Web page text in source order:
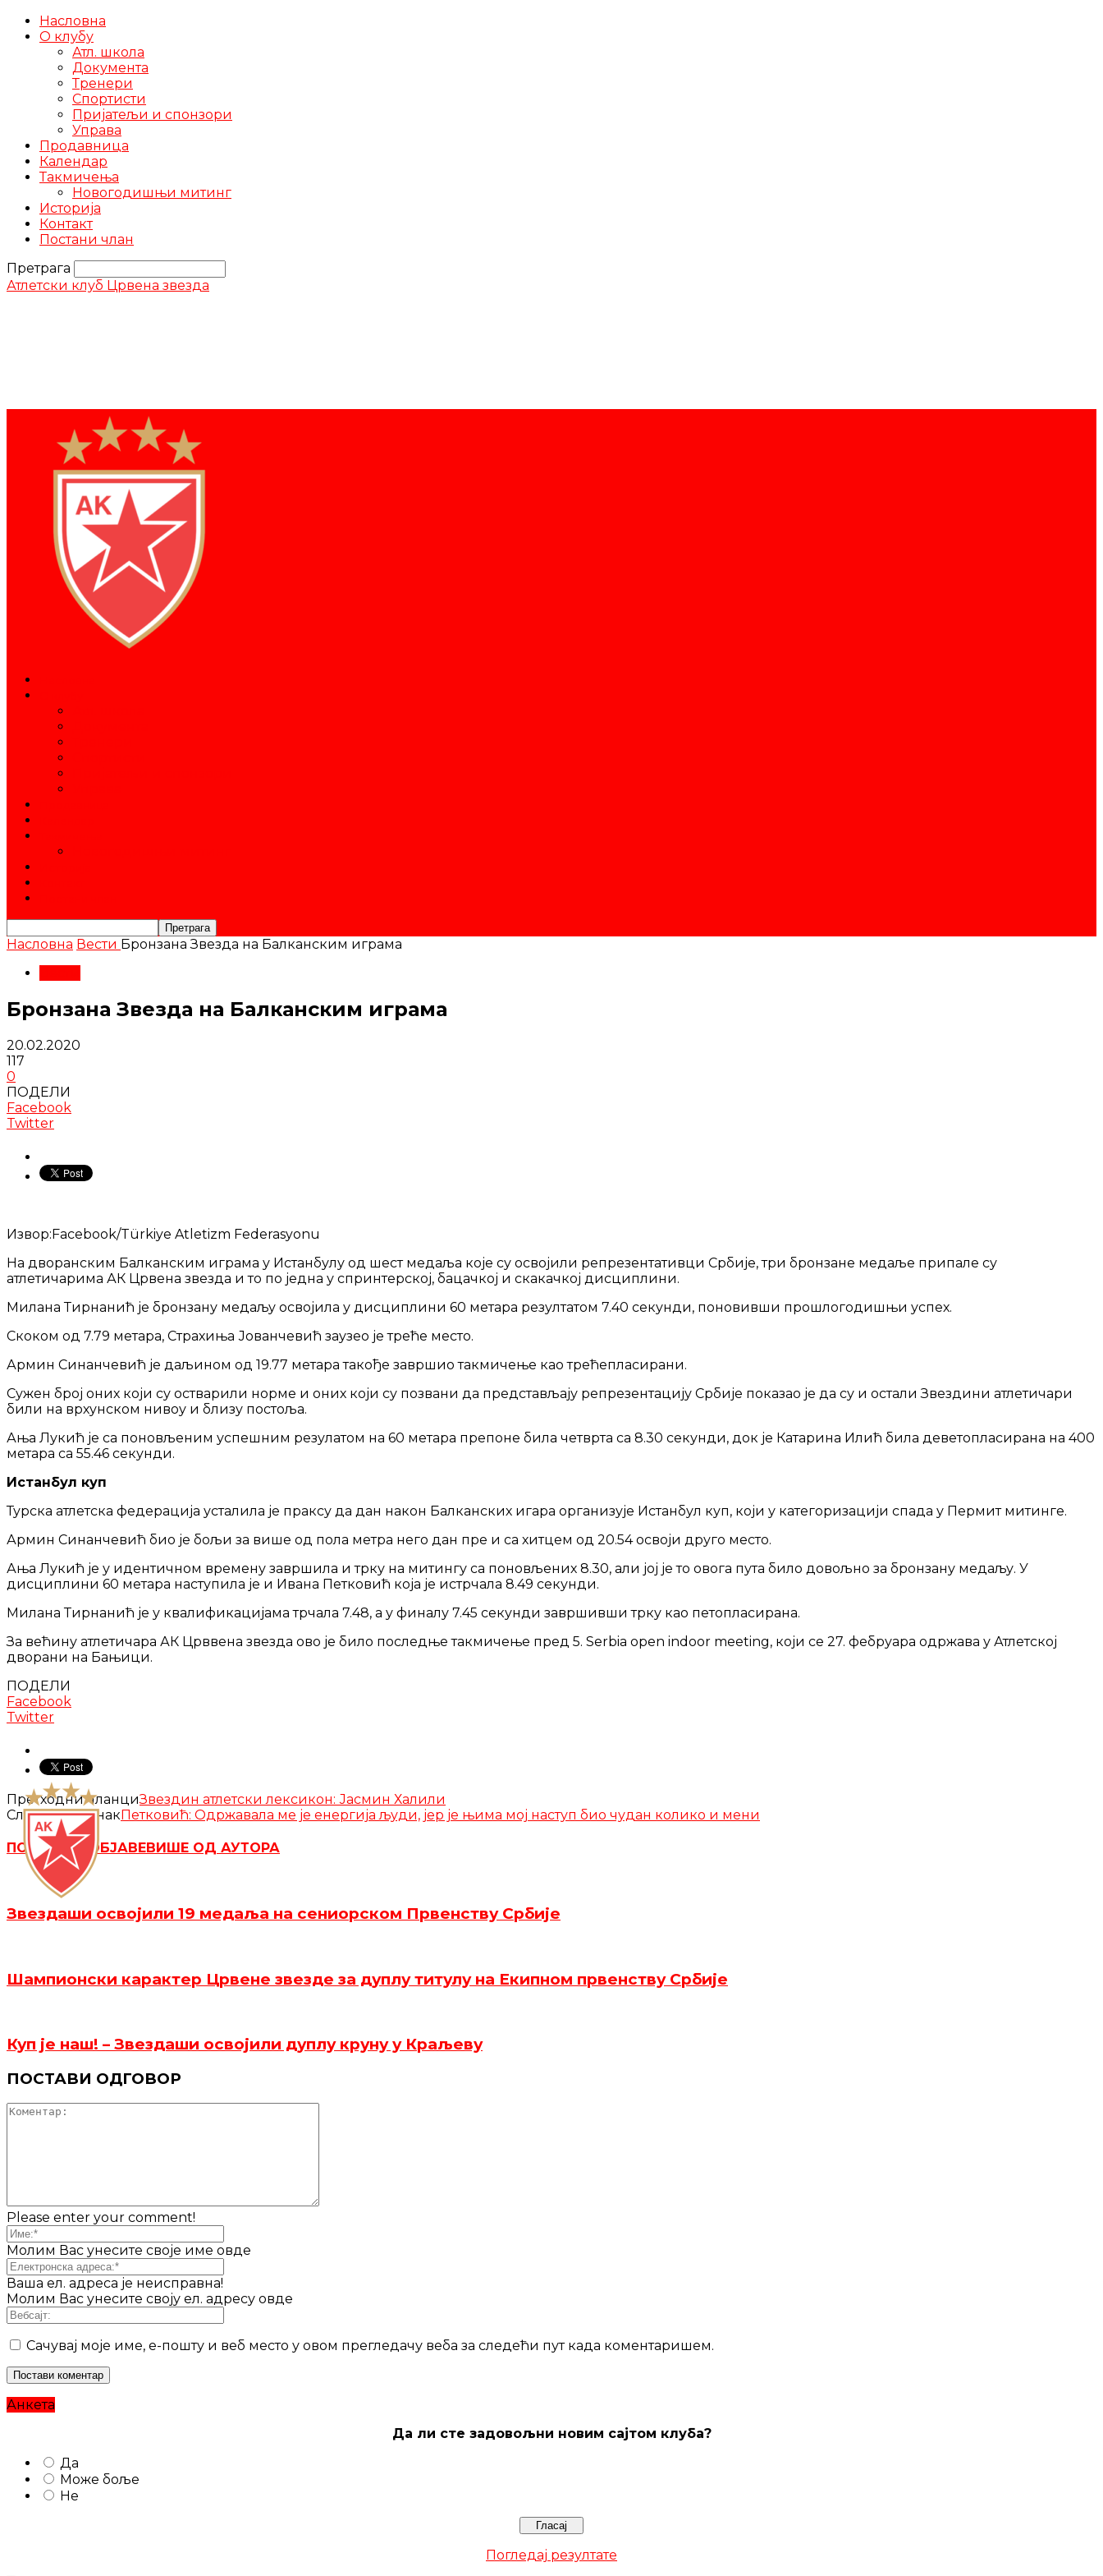
Насловна
О клубу
Атл. школа
Документа
Тренери
Спортисти
Пријатељи и спонзори
Управа
Продавница
Календар
Такмичења
Новогодишњи митинг
Историја
Контакт
Постани члан
Претрага
Атлетски клуб Црвена звезда
Насловна Вести Бронзана Звезда на Балканским играма
Бронзана Звезда на Балканским играма
20.02.2020
117
0
ПОДЕЛИ
Facebook
Twitter
Извор:Facebook/Türkiye Atletizm Federasyonu
На дворанским Балканским играма у Истанбулу од шест медаља које су освојили репрезентативци Србије, три бронзане медаље припале су
атлетичарима АК Црвена звезда и то по једна у спринтерској, бацачкој и скакачкој дисциплини.
Милана Тирнанић је бронзану медаљу освојила у дисциплини 60 метара резултатом 7.40 секунди, поновивши прошлогодишњи успех.
Скоком од 7.79 метара, Страхиња Јованчевић заузео је треће место.
Армин Синанчевић је даљином од 19.77 метара такође завршио такмичење као трећепласирани.
Сужен број оних који су остварили норме и оних који су позвани да представљају репрезентацију Србије показао је да су и остали Звездини атлетичари
били на врхунском нивоу и близу постоља.
Ања Лукић је са поновљеним успешним резулатом на 60 метара препоне била четврта са 8.30 секунди, док је Катарина Илић била деветопласирана на 400
метара са 55.46 секунди.
Истанбул куп
Турска атлетска федерација усталила је праксу да дан након Балканских игара организује Истанбул куп, који у категоризацији спада у Пермит митинге.
Армин Синанчевић био је бољи за више од пола метра него дан пре и са хитцем од 20.54 освоји друго место.
Ања Лукић је у идентичном времену завршила и трку на митингу са поновљених 8.30, али јој је то овога пута било довољно за бронзану медаљу. У
дисциплини 60 метара наступила је и Ивана Петковић која је истрчала 8.49 секунди.
Милана Тирнанић је у квалификацијама трчала 7.48, а у финалу 7.45 секунди завршивши трку као петопласирана.
За већину атлетичара АК Црввена звезда ово је било последње такмичење пред 5. Serbia open indoor meeting, који се 27. фебруара одржава у Атлетској
дворани на Бањици.
ПОДЕЛИ
Facebook
Twitter
Претходни чланциЗвездин атлетски лексикон: Јасмин Халили
Следећи чланакПетковић: Одржавала ме је енергија људи, јер је њима мој наступ био чудан колико и мени
ПОВЕЗАНЕ ОБЈАВЕВИШЕ ОД АУТОРА
Звездаши освојили 19 медаља на сениорском Првенству Србије
Шампионски карактер Црвене звезде за дуплу титулу на Екипном првенству Србије
Куп је наш! – Звездаши освојили дуплу круну у Краљеву
ПОСТАВИ ОДГОВОР
Please enter your comment!
Молим Вас унесите своје име овде
Ваша ел. адреса је неисправна!
Молим Вас унесите своју ел. адресу овде
Сачувај моје име, е-пошту и веб место у овом прегледачу веба за следећи пут када коментаришем.
Анкета
Да ли сте задовољни новим сајтом клуба?
Да
Може боље
Не
Погледај резултате